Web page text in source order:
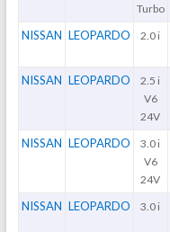
Turbo
NISSAN LEOPARDO 2.0 i
NISSAN LEOPARDO
2.5 i
V6
24V
NISSAN LEOPARDO
3.0 i
V6
24V
NISSAN LEOPARDO 3.0 i